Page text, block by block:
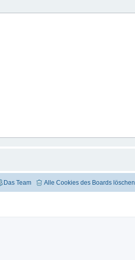
Alle Cookies des Boards löschen
Das Team